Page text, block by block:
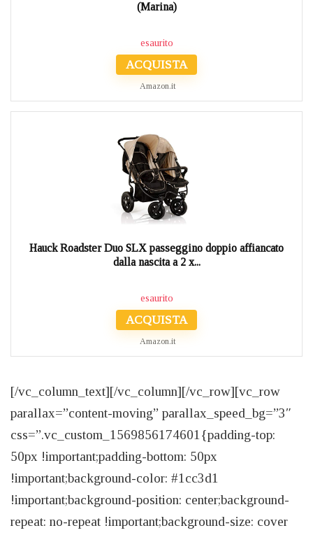
(Marina)
esaurito
ACQUISTA
Amazon.it
Hauck Roadster Duo SLX passeggino doppio affiancato
dalla nascita a 2 x...
esaurito
ACQUISTA
Amazon.it
[/vc_column_text][/vc_column][/vc_row][vc_row
parallax=”content-moving” parallax_speed_bg=”3″
css=”.vc_custom_1569856174601{padding-top:
50px !important;padding-bottom: 50px
!important;background-color: #1cc3d1
!important;background-position: center;background-
repeat: no-repeat !important;background-size: cover